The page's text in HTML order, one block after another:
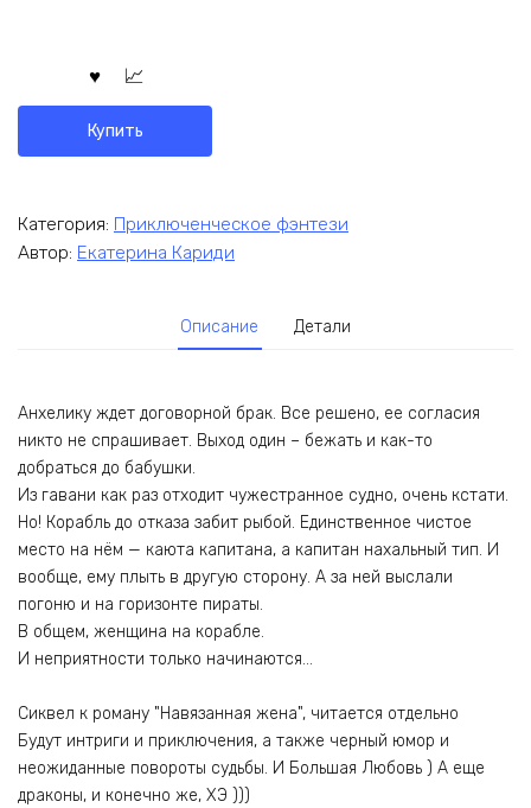
Купить
Категория: Приключенческое фэнтези
Автор: Екатерина Кариди
Описание Детали
Анхелику ждет договорной брак. Все решено, ее согласия
никто не спрашивает. Выход один – бежать и как-то
добраться до бабушки.
Из гавани как раз отходит чужестранное судно, очень кстати.
Но! Корабль до отказа забит рыбой. Единственное чистое
место на нём — каюта капитана, а капитан нахальный тип. И
вообще, ему плыть в другую сторону. А за ней выслали
погоню и на горизонте пираты.
В общем, женщина на корабле.
И неприятности только начинаются…
Сиквел к роману "Навязанная жена", читается отдельно
Будут интриги и приключения, а также черный юмор и
неожиданные повороты судьбы. И Большая Любовь ) А еще
драконы, и конечно же, ХЭ )))